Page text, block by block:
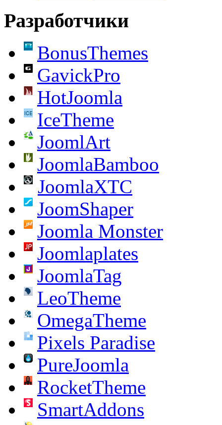
Разработчики
BonusThemes
GavickPro
HotJoomla
IceTheme
JoomlArt
JoomlaBamboo
JoomlaXTC
JoomShaper
Joomla Monster
Joomlaplates
JoomlaTag
LeoTheme
OmegaTheme
Pixels Paradise
PureJoomla
RocketTheme
SmartAddons